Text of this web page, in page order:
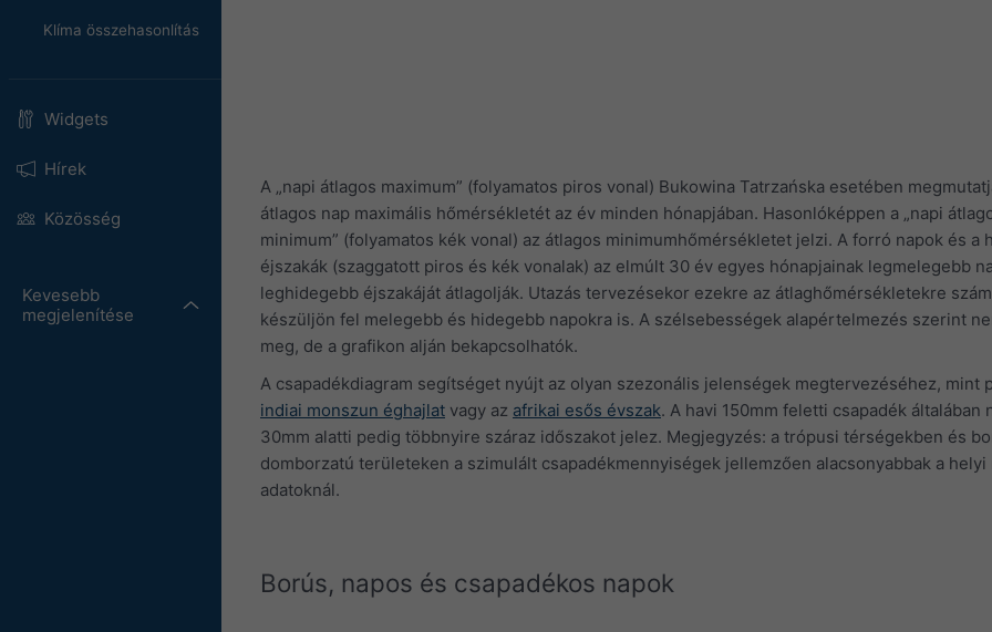
Klíma összehasonlítás
Widgets
Hírek
Közösség
Kevesebb
megjelenítése
A „napi átlagos maximum” (folyamatos piros vonal) Bukowina Tatrzańska esetében
átlagos nap maximális hőmérsékletét az év minden hónapjában. Hasonlóképpen a „napi
minimum” (folyamatos kék vonal) az átlagos minimumhőmérsékletet jelzi. A forró napok és a
éjszakák (szaggatott piros és kék vonalak) az elmúlt 30 év egyes hónapjainak legmelegebb
leghidegebb éjszakáját átlagolják. Utazás tervezésekor ezekre az átlaghőmérsékletekre
készüljön fel melegebb és hidegebb napokra is. A szélsebességek alapértelmezés szerint
meg, de a grafikon alján bekapcsolhatók.
A csapadékdiagram segítséget nyújt az olyan szezonális jelenségek megtervezéséhez, mint
indiai monszun éghajlat vagy az afrikai esős évszak. A havi 150mm feletti csapadék általában
30mm alatti pedig többnyire száraz időszakot jelez. Megjegyzés: a trópusi térségekben és
domborzatú területeken a szimulált csapadékmennyiségek jellemzően alacsonyabbak a helyi
adatoknál.
Borús, napos és csapadékos napok